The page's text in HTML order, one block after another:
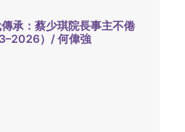
承：蔡少琪院長事主不倦
）/ 何偉強